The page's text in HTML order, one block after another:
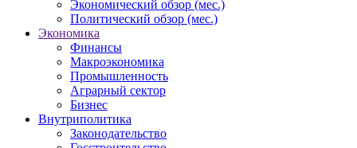
Экономический обзор (мес.)
Политический обзор (мес.)
Экономика
Финансы
Макроэкономика
Промышленность
Аграрный сектор
Бизнес
Внутриполитика
Законодательство